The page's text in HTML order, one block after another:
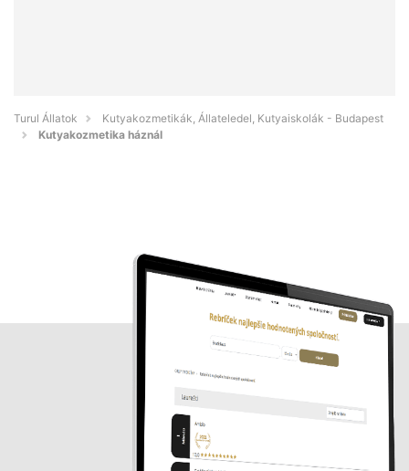
Turul Állatok
Kutyakozmetikák, Állateledel, Kutyaiskolák - Budapest
Kutyakozmetika háznál